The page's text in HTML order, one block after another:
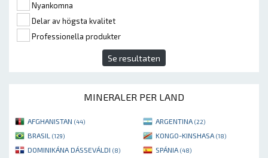
Nyankomna
Delar av högsta kvalitet
Professionella produkter
Se resultaten
MINERALER PER LAND
AFGHANISTAN (44) ARGENTINA (22)
BRASIL (129) KONGO-KINSHASA (18)
DOMINIKÁNA DÁSSEVÁLDI (8) SPÁNIA (48)